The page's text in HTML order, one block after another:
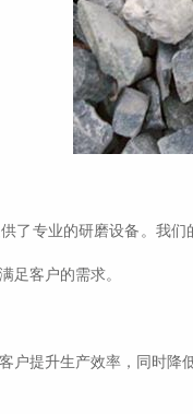
了专业的研磨设备。我
足客户的需求。
户提升生产效率，同时降